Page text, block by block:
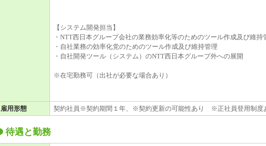
【システム開発担当】
・NTT西日本グループ会社の業務効率化等のためのツール作成及び維持
・自社業務の効率化党のためのツール作成及び維持管理
・自社開発ツール（システム）のNTT西日本グループ外への展開
※在宅勤務可（出社が必要な場合あり）
雇用形態 契約社員※契約期間１年、※契約更新の可能性あり ※正社員登用制
待遇と勤務